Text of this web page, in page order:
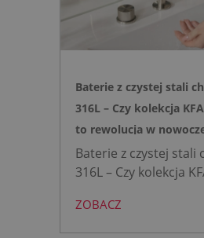
Baterie z czystej stali
316L – Czy kolekcja
to rewolucja w
łazience?
Baterie z czystej stali
316L – Czy kolekcja
łazience?
projektowanie
ZOBACZ